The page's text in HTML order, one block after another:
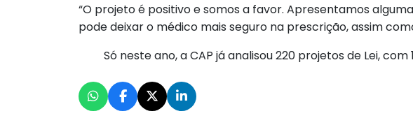
“O projeto é positivo e somos a favor. Apresentamos
pode deixar o médico mais seguro na prescrição, assim
Só neste ano, a CAP já analisou 220 projetos de Lei, com